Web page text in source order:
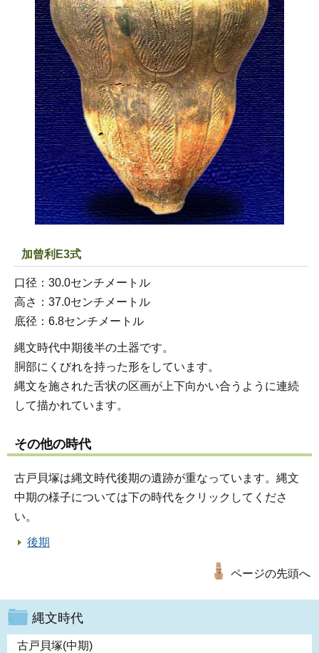
加曾利E3式
口径：30.0センチメートル
高さ：37.0センチメートル
底径：6.8センチメートル
縄文時代中期後半の土器です。
胴部にくびれを持った形をしています。
縄文を施された舌状の区画が上下向かい合うように連続
して描かれています。
その他の時代
古戸貝塚は縄文時代後期の遺跡が重なっています。縄文
中期の様子については下の時代をクリックしてくださ
い。
後期
ページの先頭へ
縄文時代
古戸貝塚(中期)